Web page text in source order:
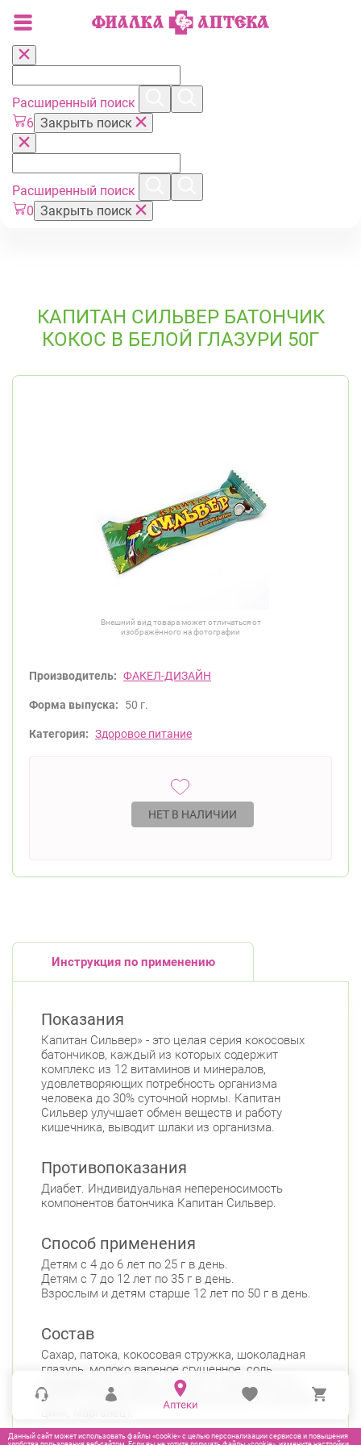
Расширенный поиск
6 Закрыть поиск
Расширенный поиск
0 Закрыть поиск
КАПИТАН СИЛЬВЕР БАТОНЧИК
КОКОС В БЕЛОЙ ГЛАЗУРИ 50Г
Внешний вид товара может отличаться от
изображённого на фотографии
Производитель: ФАКЕЛ-ДИЗАЙН
Форма выпуска: 50 г.
Категория: Здоровое питание
НЕТ В НАЛИЧИИ
Инструкция по применению
Показания
Капитан Сильвер» - это целая серия кокосовых
батончиков, каждый из которых содержит
комплекс из 12 витаминов и минералов,
удовлетворяющих потребность организма
человека до 30% суточной нормы. Капитан
Сильвер улучшает обмен веществ и работу
кишечника, выводит шлаки из организма.
Противопоказания
Диабет. Индивидуальная непереносимость
компонентов батончика Капитан Сильвер.
Способ применения
Детям с 4 до 6 лет по 25 г в день.
Детям с 7 до 12 лет по 35 г в день.
Взрослым и детям старше 12 лет по 50 г в день.
Состав
Сахар, патока, кокосовая стружка, шоколадная
глазурь, молоко вареное сгущенное, соль
йодированная, смесь 'Элевит К' (витамины: В1,
В2, РР, С, Вс, В6, В3, В12; микроэлементы: магний,
Данный сайт может использовать файлы «cookie» с целью персонализации сервисов и повышения